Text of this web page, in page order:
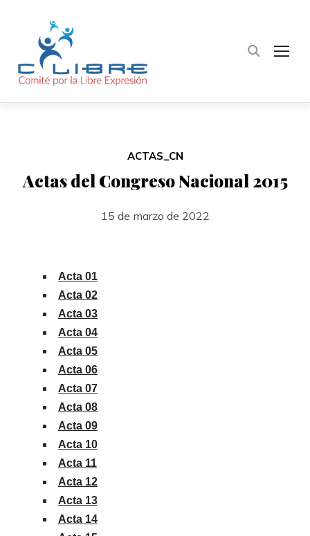
ACTAS_CN
Actas del Congreso Nacional 2015
15 de marzo de 2022
Acta 01
Acta 02
Acta 03
Acta 04
Acta 05
Acta 06
Acta 07
Acta 08
Acta 09
Acta 10
Acta 11
Acta 12
Acta 13
Acta 14